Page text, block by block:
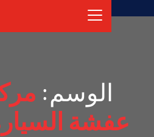
الوسم:
عفشة